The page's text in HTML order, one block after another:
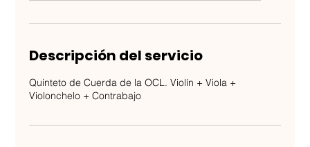
Descripción del servicio
Quinteto de Cuerda de la OCL. Violín + Viola +
Violonchelo + Contrabajo